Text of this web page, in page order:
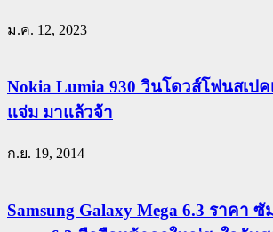
ม.ค. 12, 2023
Nokia Lumia 930 วินโดวส์โฟนสเป
แจ่ม มาแล้วจ้า
ก.ย. 19, 2014
Samsung Galaxy Mega 6.3 ราคา